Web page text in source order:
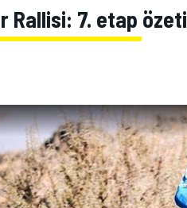
Rallisi: 7. etap özeti